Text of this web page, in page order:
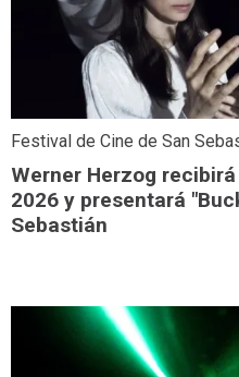
Festival de Cine de San
Werner Herzog
2026 y presentará
Sebastián